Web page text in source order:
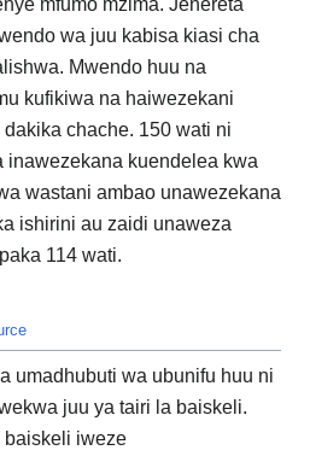
wa juu kabisa kiasi cha
Mwendo huu na
kufikiwa na haiwezekani
chache. 150 wati ni
kuendelea kwa
wastani ambao unawezekana
ishirini au zaidi unaweza
114 wati.
umadhubuti wa ubunifu huu ni
juu ya tairi la baiskeli.
baiskeli iweze